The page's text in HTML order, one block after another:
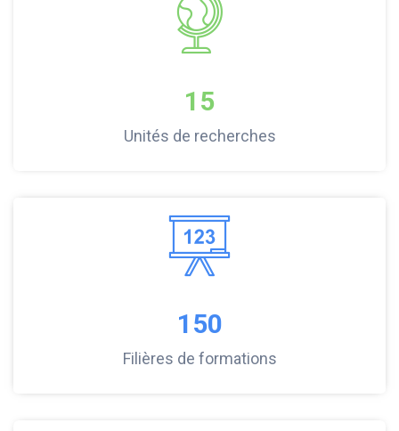
15
Unités de recherches
150
Filières de formations